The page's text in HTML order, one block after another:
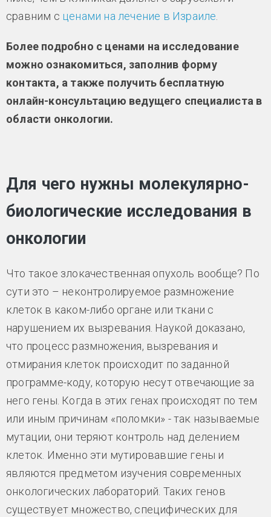
сравним с ценами на лечение в Израиле
Более подробно с ценами на исследование
можно ознакомиться, заполнив форму
контакта, а также получить бесплатную
онлайн-консультацию ведущего специалиста в
области онкологии.
Для чего нужны молекулярно-
биологические исследования в
онкологии
Что такое злокачественная опухоль вообще? По
сути это – неконтролируемое размножение
клеток в каком-либо органе или ткани с
нарушением их вызревания. Наукой доказано,
что процесс размножения, вызревания и
отмирания клеток происходит по заданной
программе-коду, которую несут отвечающие за
него гены. Когда в этих генах происходят по тем
или иным причинам «поломки» - так называемые
мутации, они теряют контроль над делением
клеток. Именно эти мутировавшие гены и
являются предметом изучения современных
онкологических лабораторий. Таких генов
существует множество, специфических для